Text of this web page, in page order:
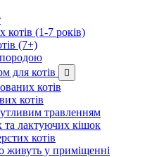
(1-7 років)
(7+)
породою
для котів

котів
котів
травленням
та лактуючих кішок
котів
живуть у приміщенні